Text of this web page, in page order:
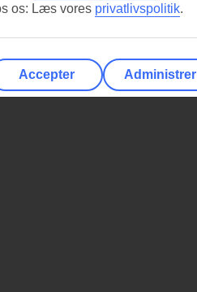
os: Læs vores privatlivspolitik.
Accepter Administrer